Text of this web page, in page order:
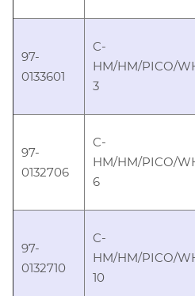
97-
0133601
C-
HM/HM/PICO/
3
97-
0132706
C-
HM/HM/PICO/
6
97-
0132710
C-
HM/HM/PICO/
10